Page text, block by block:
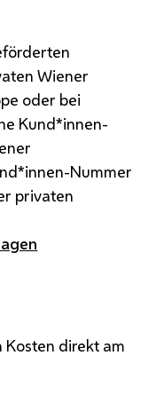
Wiener
oder bei
Kund*innen-
Nummer
privaten
direkt am